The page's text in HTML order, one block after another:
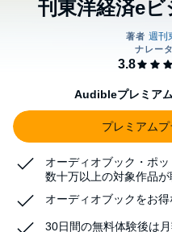
刊東洋経済e
Audibleプレミア
プレミアム
オーディオブック・ポ
数十万以上の対象作品が
オーディオブックをお得
30日間の無料体験後は